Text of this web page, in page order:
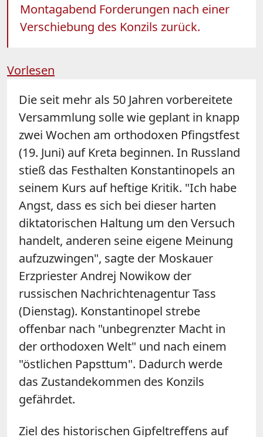
Montagabend Forderungen nach einer
Verschiebung des Konzils zurück.
Vorlesen
Die seit mehr als 50 Jahren vorbereitete
Versammlung solle wie geplant in knapp
zwei Wochen am orthodoxen Pfingstfest
(19. Juni) auf Kreta beginnen. In Russland
stieß das Festhalten Konstantinopels an
seinem Kurs auf heftige Kritik. "Ich habe
Angst, dass es sich bei dieser harten
diktatorischen Haltung um den Versuch
handelt, anderen seine eigene Meinung
aufzuzwingen", sagte der Moskauer
Erzpriester Andrej Nowikow der
russischen Nachrichtenagentur Tass
(Dienstag). Konstantinopel strebe
offenbar nach "unbegrenzter Macht in
der orthodoxen Welt" und nach einem
"östlichen Papsttum". Dadurch werde
das Zustandekommen des Konzils
gefährdet.
Ziel des historischen Gipfeltreffens auf